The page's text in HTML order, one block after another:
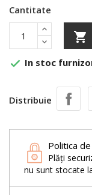
Cantitate

 In stoc
Distribuie
Politica
Plăți
nu sunt stocate